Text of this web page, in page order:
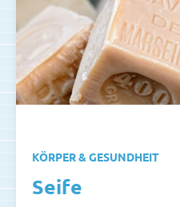
KÖRPER & GESUNDHEIT
Seife